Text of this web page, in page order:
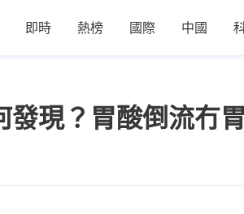
即時 熱榜 國際 中國
發現？胃酸倒流冇